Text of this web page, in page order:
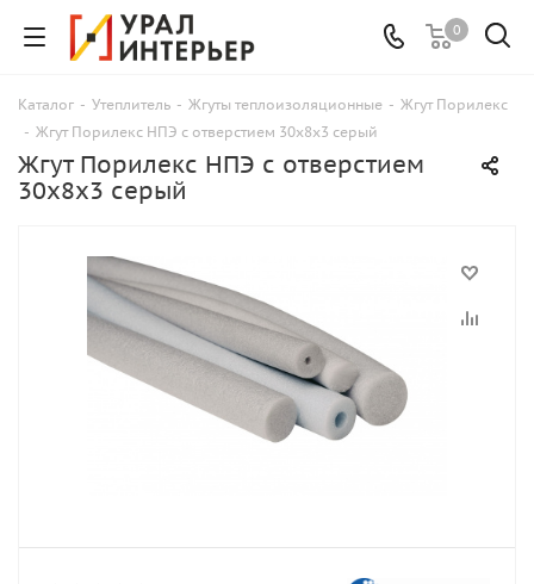
0
Каталог - Утеплитель - Жгуты теплоизоляционные - Жгут Порилекс
- Жгут Порилекс НПЭ с отверстием 30х8х3 серый
Жгут Порилекс НПЭ с отверстием
30х8х3 серый